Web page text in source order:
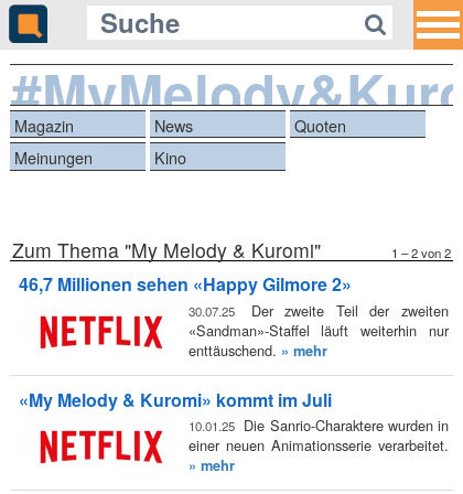
Magazin News
Quoten
Meinungen
Kino
Zum Thema "My Melody & Kuromi" 1 – 2 von 2
46,7 Millionen sehen «Happy Gilmore 2»
30.07.25
Der zweite Teil der zweiten
«Sandman»-Staffel läuft weiterhin nur
enttäuschend. » mehr
«My Melody & Kuromi» kommt im Juli
10.01.25 Die Sanrio-Charaktere wurden in
einer neuen Animationsserie verarbeitet.
» mehr